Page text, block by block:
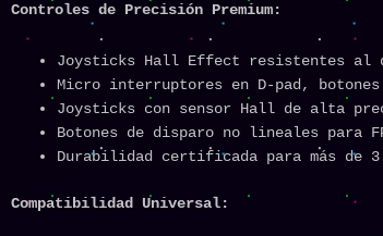
Controles de Precisión Premium:
Joysticks Hall Effect resistentes al
Micro interruptores en D-pad, botones
Joysticks con sensor Hall de alta
Botones de disparo no lineales para
Durabilidad certificada para más de
Compatibilidad Universal: